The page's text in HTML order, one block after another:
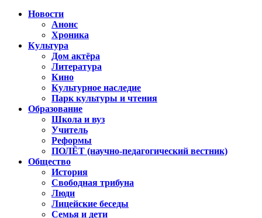
Новости
Анонс
Хроника
Культура
Дом актёра
Литература
Кино
Культурное наследие
Парк культуры и чтения
Образование
Школа и вуз
Учитель
Реформы
ПОЛЁТ (научно-педагогический вестник)
Общество
История
Свободная трибуна
Люди
Лицейские беседы
Семья и дети